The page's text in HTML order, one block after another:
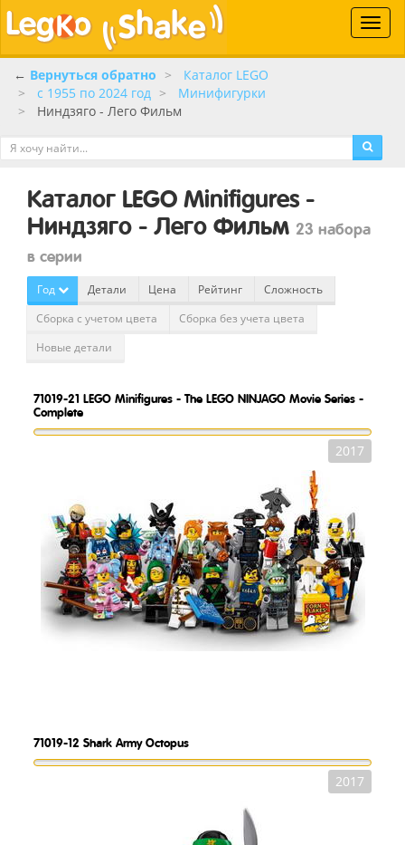
Toggle
← Вернуться обратно
Каталог LEGO
c 1955 по 2024 год
Минифигурки
Ниндзяго - Лего Фильм
Каталог LEGO Minifigures -
Ниндзяго - Лего Фильм 23 набора
в серии
Год Детали Цена Рейтинг
Сложность
Сборка с учетом цвета
Сборка без учета цвета
Новые детали
71019-21 LEGO Minifigures - The LEGO NINJAGO Movie Series -
Complete
2017
71019-12 Shark Army Octopus
2017